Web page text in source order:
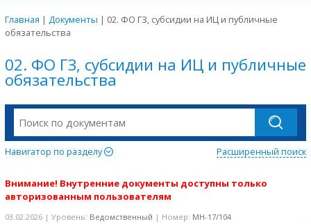
Главная | Документы | 02. ФО ГЗ, субсидии на ИЦ и публичные
обязательства
02. ФО ГЗ, субсидии на ИЦ и публичные
обязательства
Навигатор по разделу Расширенный поиск
Внимание! Внутренние документы доступны только
авторизованным пользователям
03.02.2026 | Уровень: Ведомственный | Номер: МН-17/104